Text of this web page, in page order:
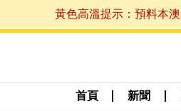
黃色高溫提示：預料本
首頁 新聞